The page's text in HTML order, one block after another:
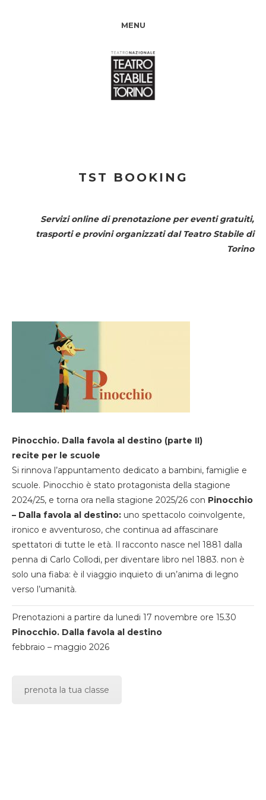
MENU
TST BOOKING
Servizi online di prenotazione per eventi gratuiti,
trasporti e provini organizzati dal Teatro Stabile di
Torino
Pinocchio. Dalla favola al destino (parte II)
recite per le scuole
Si rinnova l’appuntamento dedicato a bambini, famiglie e
scuole. Pinocchio è stato protagonista della stagione
2024/25, e torna ora nella stagione 2025/26 con Pinocchio
– Dalla favola al destino: uno spettacolo coinvolgente,
ironico e avventuroso, che continua ad affascinare
spettatori di tutte le età. Il racconto nasce nel 1881 dalla
penna di Carlo Collodi, per diventare libro nel 1883. non è
solo una fiaba: è il viaggio inquieto di un’anima di legno
verso l’umanità.
Prenotazioni a partire da lunedi 17 novembre ore 15.30
Pinocchio. Dalla favola al destino
febbraio – maggio 2026
prenota la tua classe